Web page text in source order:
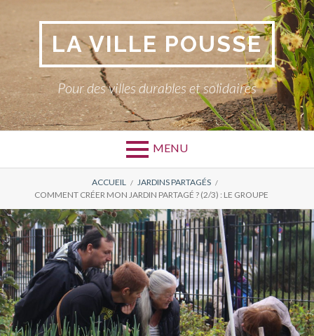
contenu
LA VILLE POUSSE
Pour des villes durables et solidaires
MENU
FIL
D'ARIANE
ACCUEIL
JARDINS PARTAGÉS
COMMENT CRÉER MON JARDIN PARTAGÉ ? (2/3) : LE GROUPE